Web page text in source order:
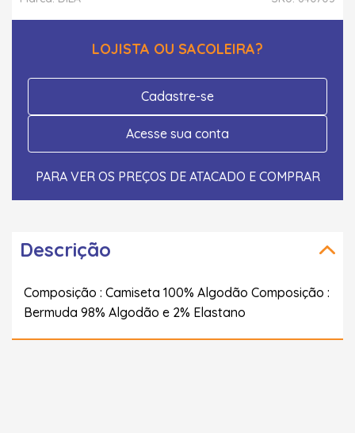
LOJISTA OU SACOLEIRA?
Cadastre-se
Acesse sua conta
PARA VER OS PREÇOS DE ATACADO E COMPRAR
Descrição
Composição : Camiseta 100% Algodão Composição :
Bermuda 98% Algodão e 2% Elastano